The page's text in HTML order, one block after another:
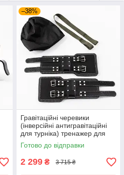
–38%
Гравітаційні черевики
(інверсійні антигравітаційні
для турніка) тренажер для
спини OSPORT Premium
(OF-0003) Чорно-сірий
Готово до відправки
2 299 ₴ 3 715 ₴